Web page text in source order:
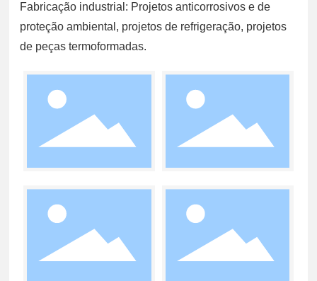
Fabricação industrial: Projetos anticorrosivos e de
proteção ambiental, projetos de refrigeração, projetos
de peças termoformadas.